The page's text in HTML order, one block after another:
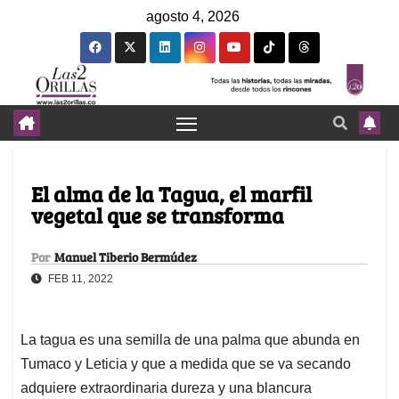
agosto 4, 2026
El alma de la Tagua, el marfil
vegetal que se transforma
Por Manuel Tiberio Bermúdez
FEB 11, 2022
La tagua es una semilla de una palma que abunda en
Tumaco y Leticia y que a medida que se va secando
adquiere extraordinaria dureza y una blancura